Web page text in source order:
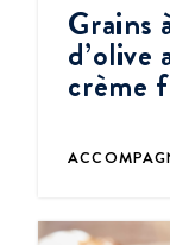
Grains
d’olive
crème